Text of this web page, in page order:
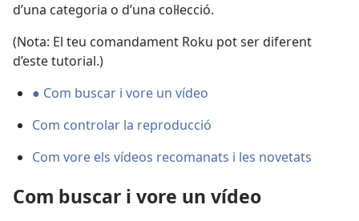
d’una categoria o d’una col·lecció.
(Nota: El teu comandament Roku pot ser diferent
d’este tutorial.)
● Com buscar i vore un vídeo
Com controlar la reproducció
Com vore els vídeos recomanats i les novetats
Com buscar i vore un vídeo